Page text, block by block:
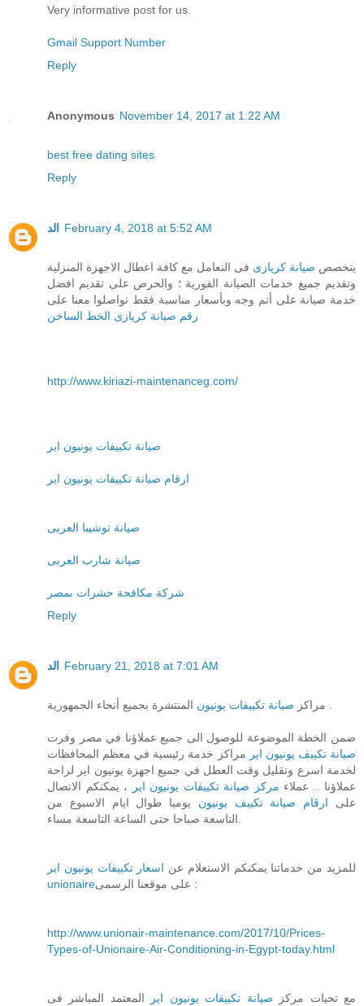
Very informative post for us.
Gmail Support Number
Reply
Anonymous November 14, 2017 at 1:22 AM
best free dating sites
Reply
الد February 4, 2018 at 5:52 AM
يتخصص صيانة كريازى فى التعامل مع كافة اعطال الاجهزة المنزلية
وتقديم جميع خدمات الصيانة الفورية ؛ والحرص على تقديم افضل
خدمة صيانة على أتم وجه وبأسعار مناسبة فقط تواصلوا معنا على
رقم صيانة كريازى الخط الساخن
http://www.kiriazi-maintenanceg.com/
صيانة تكييفات يونيون اير
ارقام صيانة تكييفات يونيون اير
صيانة توشيبا العربى
صيانة شارب العربى
شركة مكافحة حشرات بمصر
Reply
الد February 21, 2018 at 7:01 AM
مراكز صيانة تكييفات يونيون
ضمن الخطة الموضوعة للوصول الى جميع عملاؤنا في مصر وفرت
صيانة تكييف يونيون اير مراكز خدمة رئيسية في معظم المحافظات
لخدمة اسرع وتقليل وقت العطل في جميع اجهزة يونيون اير لراحة
عملاؤنا .. عملاء مركز صيانة تكييفات يونيون اير
، يمكنكم الاتصال
على ارقام صيانة تكييف يونيون يوميا طوال ايام الاسبوع من
للمزيد من خدماتنا يمكنكم الاستعلام عن اسعار تكييفات يونيون اير
unionaire
على موقعنا الرسمى :
http://www.unionair-maintenance.com/2017/10/Prices-
Types-of-Unionaire-Air-Conditioning-in-Egypt-today.html
مع تحيات مركز صيانة تكييفات يونيون اير
المعتمد المباشر فى